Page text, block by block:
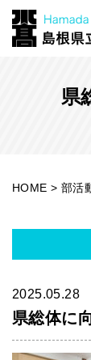
県
HOME > 部活
2025.05.28
県総体に